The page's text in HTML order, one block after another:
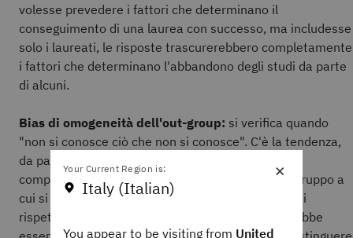
volesse prevedere i fattori che determinano il
conseguimento di una laurea con successo, ma includesse
solo i laureati, le risposte trascurerebbero completamente
i fattori che determinano l'abbandono degli studi da parte
di alcuni.
Bias di omogeneità dell'out-group: si verifica quando
"non si conosce ciò che non si conosce". C'è la tendenza,
da parte delle persone, ad avere una migliore
comprensione dei membri del proprio ingroup (il gruppo a
cui si appartiene) e a pensare che siano più diversi
rispetto ai membri dell'outgroup. Il risultato potrebbe
×
Your Current Region is:
Italy (Italian)
You appear to be visiting from United